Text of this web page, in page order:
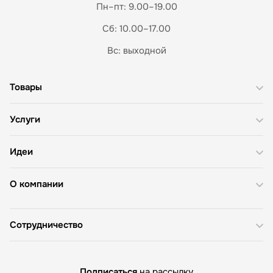
Пн–пт: 9.00–19.00
Сб: 10.00–17.00
Вс: выходной
О компании
Товары
Услуги
Идеи
Сотрудничество